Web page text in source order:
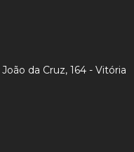
da Cruz, 164 - Vitória